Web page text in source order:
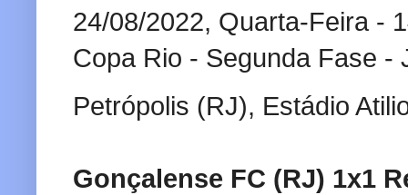
24/08/2022, Quarta-Feira -
Copa Rio - Segunda Fase -
Petrópolis (RJ), Estádio
Gonçalense FC (RJ) 1x1